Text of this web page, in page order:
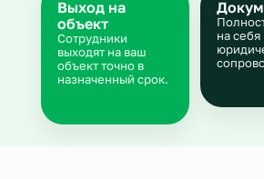
на
Выход на
объект
Сотрудники
выходят на ваш
объект точно в
назначенный срок.